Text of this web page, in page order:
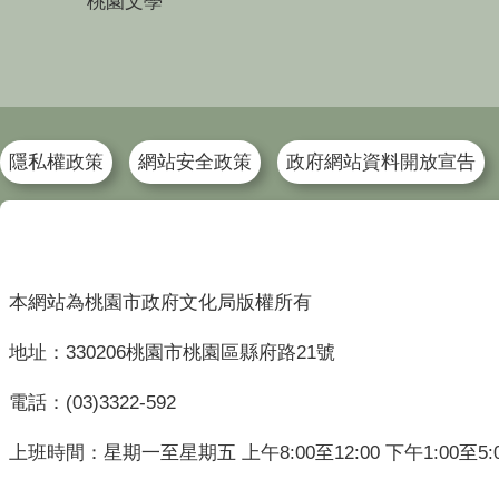
隱私權政策 網站安全政策 政府網站資料開放宣告
本網站為桃園市政府文化局版權所有
地址：330206桃園市桃園區縣府路21號
電話：(03)3322-592
上班時間：星期一至星期五 上午8:00至12:00 下午1:00至